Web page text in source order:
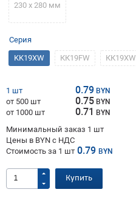
230 х 280 мм
Серия
KK19XW
КК19FW КК19ХW
1 шт 0.79 BYN
от 500 шт 0.75 BYN
от 1000 шт 0.71 BYN
Минимальный заказ 1 шт
Цены в BYN с НДС
Стоимость за 1 шт 0.79 BYN
Купить